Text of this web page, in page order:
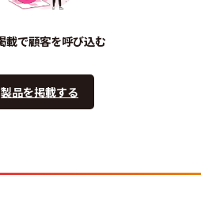
載で顧客を呼び込む
製品を掲載する